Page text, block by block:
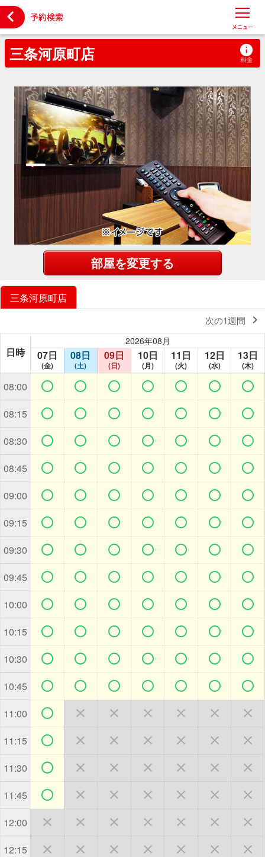
 予約検索
メニュー
三条河原町店
部屋を変更する
三条河原町店
次の1週間 
日時
2026年08月
07日
(金)
08日
(土)
09日
(日)
10日
(月)
11日
(火)
12日
(水)
13日
(木)
08:00       
08:15       
08:30       
08:45       
09:00       
09:15       
09:30       
09:45       
10:00       
10:15       
10:30       
10:45       
11:00       
11:15       
11:30       
11:45       
12:00       
12:15       